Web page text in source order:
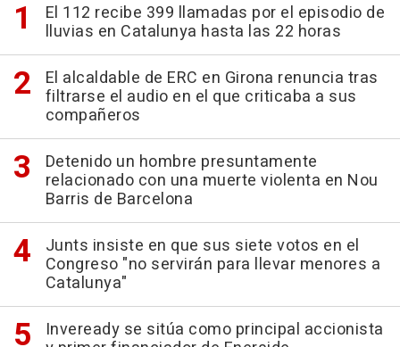
El 112 recibe 399 llamadas por el episodio de
lluvias en Catalunya hasta las 22 horas
El alcaldable de ERC en Girona renuncia tras
filtrarse el audio en el que criticaba a sus
compañeros
Detenido un hombre presuntamente
relacionado con una muerte violenta en Nou
Barris de Barcelona
Junts insiste en que sus siete votos en el
Congreso "no servirán para llevar menores a
Catalunya"
Inveready se sitúa como principal accionista